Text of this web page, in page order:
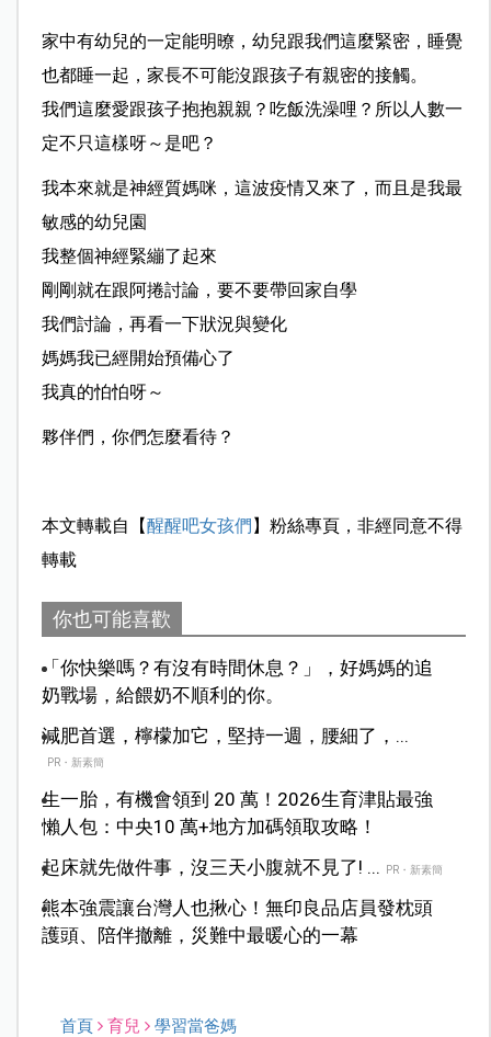
家中有幼兒的一定能明暸，幼兒跟我們這麼緊密，睡覺
也都睡一起，家長不可能沒跟孩子有親密的接觸。
我們這麼愛跟孩子抱抱親親？吃飯洗澡哩？所以人數一
定不只這樣呀～是吧？
我本來就是神經質媽咪，這波疫情又來了，而且是我最
敏感的幼兒園
我整個神經緊繃了起來
剛剛就在跟阿捲討論，要不要帶回家自學
我們討論，再看一下狀況與變化
媽媽我已經開始預備心了
我真的怕怕呀～
夥伴們，你們怎麼看待？
本文轉載自【醒醒吧女孩們 】粉絲專頁，非經同意不得
轉載
你也可能喜歡
「你快樂嗎？有沒有時間休息？」，好媽媽的追
奶戰場，給餵奶不順利的你。
減肥首選，檸檬加它，堅持一週，腰細了，...
PR・新素簡
生一胎，有機會領到 20 萬！2026生育津貼最強
懶人包：中央10 萬+地方加碼領取攻略！
起床就先做件事，沒三天小腹就不見了! ...
PR・新素簡
熊本強震讓台灣人也揪心！無印良品店員發枕頭
護頭、陪伴撤離，災難中最暖心的一幕
首頁 育兒 學習當爸媽